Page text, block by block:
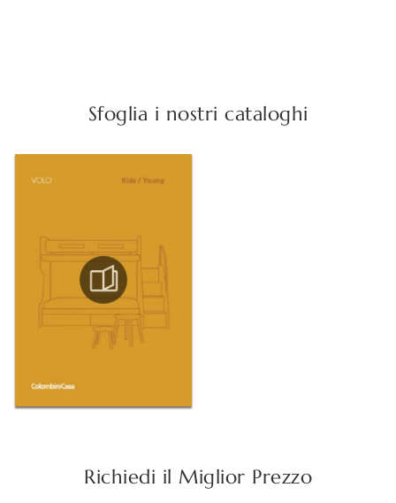
Sfoglia i nostri cataloghi
Richiedi il Miglior Prezzo